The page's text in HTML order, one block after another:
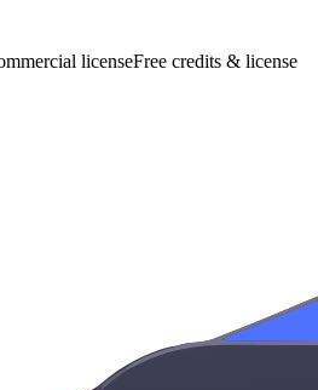
licenseFree credits & license